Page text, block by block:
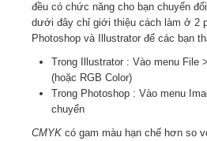
đều có chức năng cho bạn chuyển
dưới đây chỉ giới thiệu cách làm ở 2
Photoshop và Illustrator để các bạn
Trong Illustrator : Vào menu File
(hoặc RGB Color)
Trong Photoshop : Vào menu
chuyển
CMYK có gam màu hạn chế hơn so